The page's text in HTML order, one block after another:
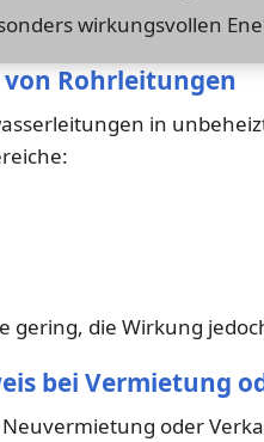
wirkungsvollen
Rohrleitungen
in
gering, die Wirkung
bei Vermietung
oder